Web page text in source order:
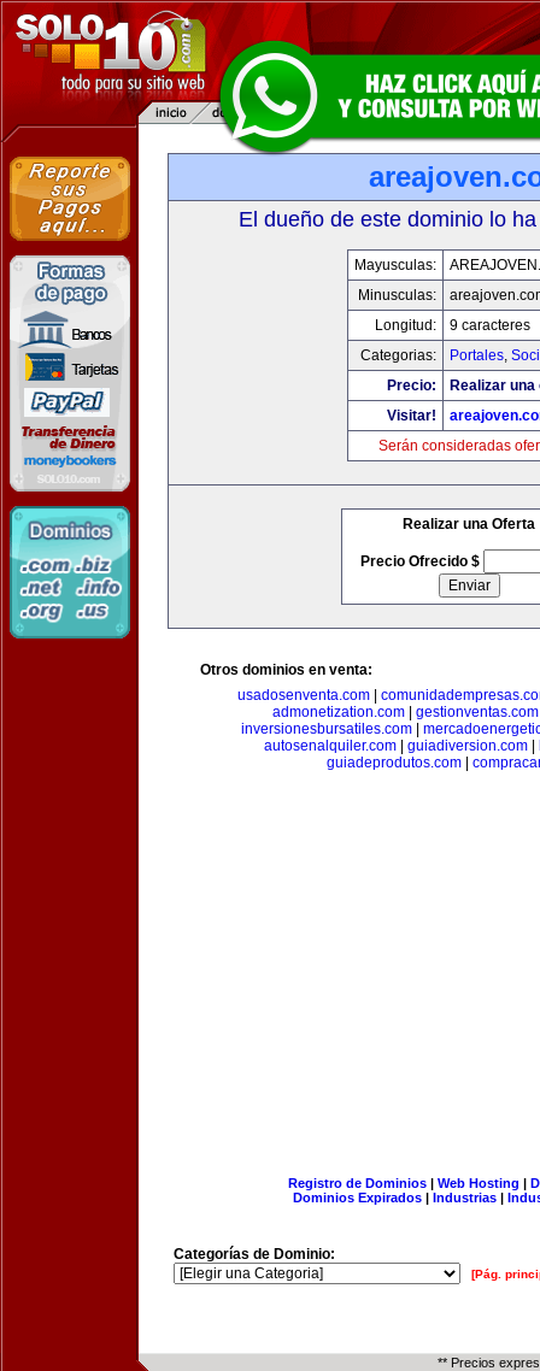
El dueño de este dominio lo
Mayusculas:
Minusculas:
Longitud:
9 caracteres
Categorias:
Portales,
Precio:
Realizar
Visitar!
Serán consideradas
Realizar una Oferta
Precio Ofrecido $
Otros dominios en venta:
usadosenventa.com|
admonetization.com| gestionventas.com
inversionesbursatiles.com|
autosenalquiler.com| guiadiversion.com|
guiadeprodutos.com|
Registro de Dominios| Web Hosting |
Dominios Expirados | Industrias |
Categorías de Dominio:
[Pág.
** Precios